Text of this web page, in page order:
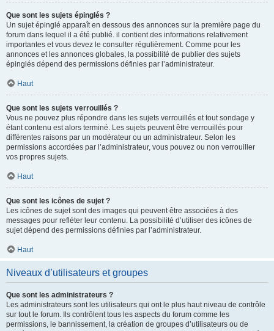
Que sont les sujets épinglés ?
Un sujet épinglé apparaît en dessous des annonces sur la première page du
forum dans lequel il a été publié. il contient des informations relativement
importantes et vous devez le consulter régulièrement. Comme pour les
annonces et les annonces globales, la possibilité de publier des sujets
épinglés dépend des permissions définies par l’administrateur.
Haut
Que sont les sujets verrouillés ?
Vous ne pouvez plus répondre dans les sujets verrouillés et tout sondage y
étant contenu est alors terminé. Les sujets peuvent être verrouillés pour
différentes raisons par un modérateur ou un administrateur. Selon les
permissions accordées par l’administrateur, vous pouvez ou non verrouiller
vos propres sujets.
Haut
Que sont les icônes de sujet ?
Les icônes de sujet sont des images qui peuvent être associées à des
messages pour refléter leur contenu. La possibilité d’utiliser des icônes de
sujet dépend des permissions définies par l’administrateur.
Haut
Niveaux d’utilisateurs et groupes
Que sont les administrateurs ?
Les administrateurs sont les utilisateurs qui ont le plus haut niveau de contrôle
sur tout le forum. Ils contrôlent tous les aspects du forum comme les
permissions, le bannissement, la création de groupes d’utilisateurs ou de